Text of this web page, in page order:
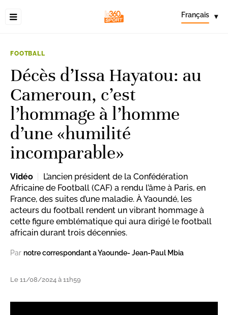
Français ▾
FOOTBALL
Décès d’Issa Hayatou: au
Cameroun, c’est
l’hommage à l’homme
d’une «humilité
incomparable»
Vidéo
L’ancien président de la Confédération
Africaine de Football (CAF) a rendu l’âme à Paris, en
France, des suites d’une maladie. À Yaoundé, les
acteurs du football rendent un vibrant hommage à
cette figure emblématique qui aura dirigé le football
africain durant trois décennies.
Par notre correspondant a Yaounde- Jean-Paul Mbia
Le 11/08/2024 à 11h59